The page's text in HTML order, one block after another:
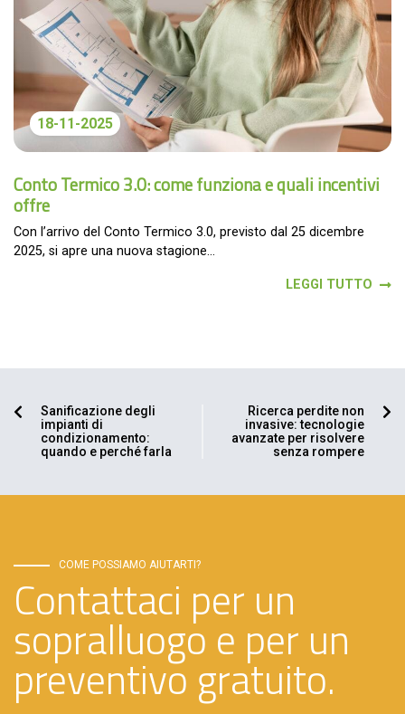
18-11-2025
Conto Termico 3.0: come funziona e quali incentivi
offre
Con l’arrivo del Conto Termico 3.0, previsto dal 25 dicembre
2025, si apre una nuova stagione...
LEGGI TUTTO
Sanificazione degli
impianti di
condizionamento:
quando e perché farla
Ricerca perdite non
invasive: tecnologie
avanzate per risolvere
senza rompere
COME POSSIAMO AIUTARTI?
Contattaci per un
sopralluogo e per un
preventivo gratuito.